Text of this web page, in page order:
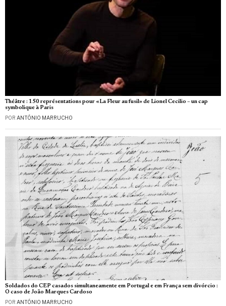
Théâtre : 150 représentations pour «La Fleur au fusil» de Lionel Cecilio – un cap
symbolique à Paris
POR ANTÓNIO MARRUCHO
Soldados do CEP casados simultaneamente em Portugal e em França sem divórcio :
O caso de João Marques Cardoso
POR ANTÓNIO MARRUCHO